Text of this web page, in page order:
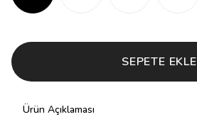
SEPETE EKLE
Ürün Açıklaması